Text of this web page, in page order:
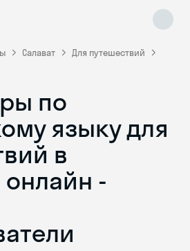
Салават
Для путешествий
по
языку для
в
онлайн -